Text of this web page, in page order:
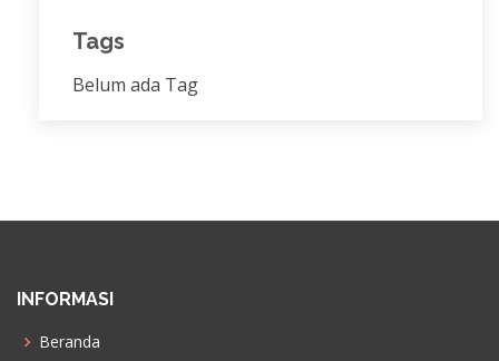
Tags
Belum ada Tag
INFORMASI
Beranda